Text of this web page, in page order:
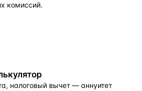
комиссий.
налоговый вычет — аннуитет